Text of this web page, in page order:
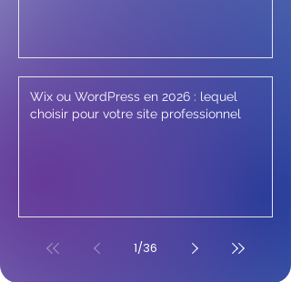
Wix ou WordPress en 2026 : lequel
choisir pour votre site professionnel
1/36